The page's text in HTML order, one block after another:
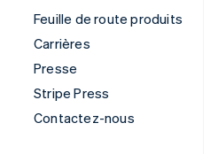
Feuille de route produits
Carrières
Presse
Stripe Press
Contactez-nous